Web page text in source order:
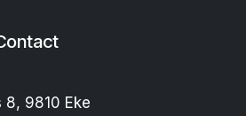
8, 9810 Eke